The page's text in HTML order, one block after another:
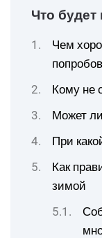
Что будет
Чем
Кому не
Может
При
Как
зимой